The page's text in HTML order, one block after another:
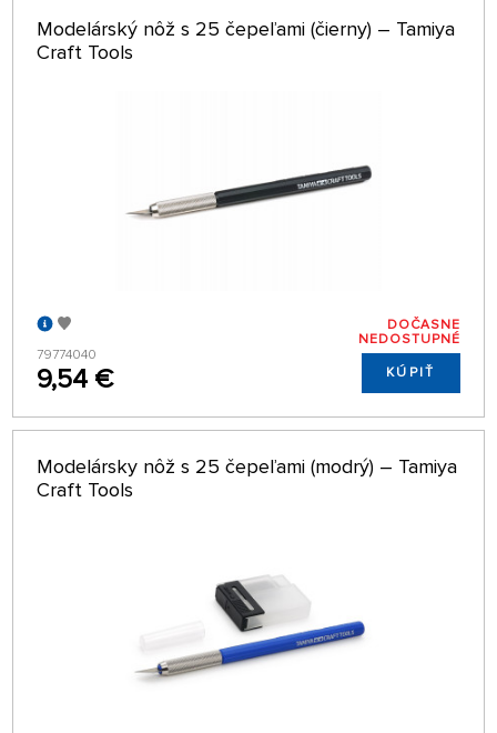
Modelárský nôž s 25 čepeľami (čierny) – Tamiya
Craft Tools
79774040
9,54 €
DOČASNE
NEDOSTUPNÉ
KÚPIŤ
Modelársky nôž s 25 čepeľami (modrý) – Tamiya
Craft Tools